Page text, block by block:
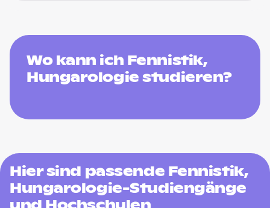
Wo kann ich Fennistik,
Hungarologie studieren?
Hier sind passende Fennistik,
Hungarologie-Studiengänge